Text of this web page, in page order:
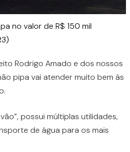
no valor de R$ 150 mil
Rodrigo Amado e dos nossos
pipa vai atender muito bem às
possui múltiplas utilidades,
de água para os mais